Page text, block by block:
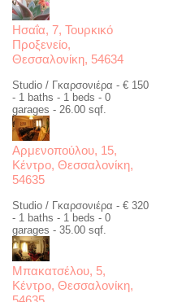
Ησαΐα, 7, Τουρκικό
Προξενείο,
Θεσσαλονίκη, 54634
Studio / Γκαρσονιέρα - € 150
- 1 baths - 1 beds - 0
garages - 26.00 sqf.
Αρμενοπούλου, 15,
Κέντρο, Θεσσαλονίκη,
54635
Studio / Γκαρσονιέρα - € 320
- 1 baths - 1 beds - 0
garages - 35.00 sqf.
Μπακατσέλου, 5,
Κέντρο, Θεσσαλονίκη,